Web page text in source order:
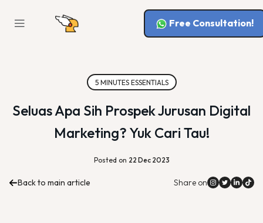
Free Consultation!
5 MINUTES ESSENTIALS
Seluas Apa Sih Prospek Jurusan Digital
Marketing? Yuk Cari Tau!
Posted on 22 Dec 2023
Back to main article Share on